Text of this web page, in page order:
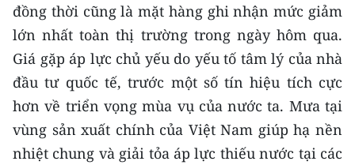
Ảnh
Infographic
TIN MỚI
TIN ĐỊA PHƯƠNG
đồng thời cũng là mặt hàng ghi nhận mức giảm
lớn nhất toàn thị trường trong ngày hôm qua.
Giá gặp áp lực chủ yếu do yếu tố tâm lý của nhà
đầu tư quốc tế, trước một số tín hiệu tích cực
hơn về triển vọng mùa vụ của nước ta. Mưa tại
vùng sản xuất chính của Việt Nam giúp hạ nền
nhiệt chung và giải tỏa áp lực thiếu nước tại các